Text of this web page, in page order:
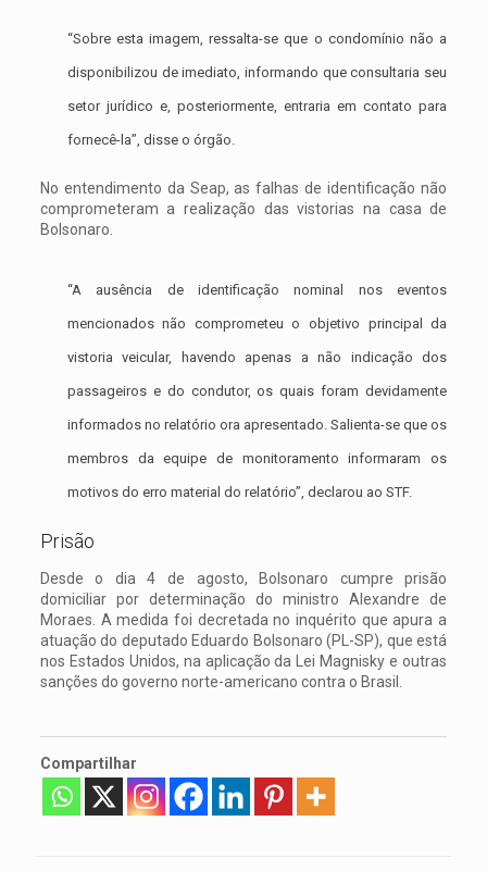
“Sobre esta imagem, ressalta-se que o condomínio não a
disponibilizou de imediato, informando que consultaria seu
setor jurídico e, posteriormente, entraria em contato para
fornecê-la”, disse o órgão.
No entendimento da Seap, as falhas de identificação não
comprometeram a realização das vistorias na casa de
Bolsonaro.
“A ausência de identificação nominal nos eventos
mencionados não comprometeu o objetivo principal da
vistoria veicular, havendo apenas a não indicação dos
passageiros e do condutor, os quais foram devidamente
informados no relatório ora apresentado. Salienta-se que os
membros da equipe de monitoramento informaram os
motivos do erro material do relatório”, declarou ao STF.
Prisão
Desde o dia 4 de agosto, Bolsonaro cumpre prisão
domiciliar por determinação do ministro Alexandre de
Moraes. A medida foi decretada no inquérito que apura a
atuação do deputado Eduardo Bolsonaro (PL-SP), que está
nos Estados Unidos, na aplicação da Lei Magnisky e outras
sanções do governo norte-americano contra o Brasil.
Compartilhar